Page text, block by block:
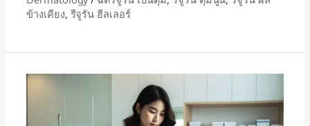
ข้างเคียง, รีจูรัน ฮีลเลอร์